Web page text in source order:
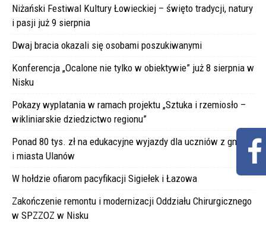
Niżański Festiwal Kultury Łowieckiej – święto tradycji, natury
i pasji już 9 sierpnia
Dwaj bracia okazali się osobami poszukiwanymi
Konferencja „Ocalone nie tylko w obiektywie” już 8 sierpnia w
Nisku
Pokazy wyplatania w ramach projektu „Sztuka i rzemiosło –
wikliniarskie dziedzictwo regionu”
Ponad 80 tys. zł na edukacyjne wyjazdy dla uczniów z gminy
i miasta Ulanów
W hołdzie ofiarom pacyfikacji Sigiełek i Łazowa
Zakończenie remontu i modernizacji Oddziału Chirurgicznego
w SPZZOZ w Nisku